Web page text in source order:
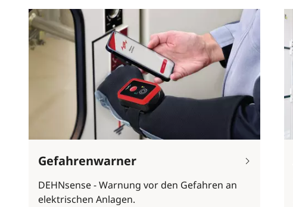
Gefahrenwarner
DEHNsense - Warnung vor den Gefahren an
elektrischen Anlagen.